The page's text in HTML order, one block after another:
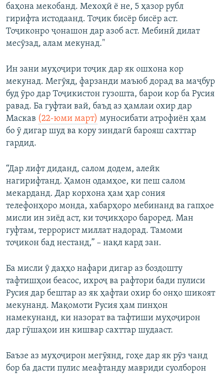
баҳона мекобанд. Мехоҳӣ ё не, 5 ҳазор рубл
гирифта истодаанд. Тоҷик бисёр бисёр аст.
Тоҷиконро ҷонашон дар азоб аст. Мебинӣ дилат
месӯзад, алам мекунад."
Ин зани муҳоҷири тоҷик дар як ошхона кор
мекунад. Мегӯяд, фарзанди маъюб дорад ва маҷбур
буд ӯро дар Тоҷикистон гузошта, барои кор ба Русия
равад. Ба гуфтаи вай, баъд аз ҳамлаи охир дар
Маскав (22-юми март) муносибати атрофиён ҳам
бо ӯ дигар шуд ва кору зиндагӣ барояш сахттар
гардид.
“Дар лифт диданд, салом додем, алейк
нагирифтанд. Ҳамон одамҳое, ки пеш салом
мекарданд. Дар корхона ҳам ҳар сония
телефонҳоро монда, хабарҳоро мебинанд ва гапҳое
мисли ин зиёд аст, ки тоҷикҳоро бароред. Ман
гуфтам, террорист миллат надорад. Тамоми
тоҷикон бад нестанд,” – нақл кард зан.
Ба мисли ӯ даҳҳо нафари дигар аз боздошту
тафтишҳои беасос, ихроҷ ва рафтори бади пулиси
Русия дар бештар аз як ҳафтаи охир бо онҳо шикоят
мекунанд. Мақомоти Русия ҳам пинҳон
намекунанд, ки назорат ва тафтиши муҳоҷирон
дар гӯшаҳои ин кишвар сахттар шудааст.
Баъзе аз муҳоҷирон мегӯянд, гоҳе дар як рӯз чанд
бор ба дасти пулис меафтанду мавриди суолборон